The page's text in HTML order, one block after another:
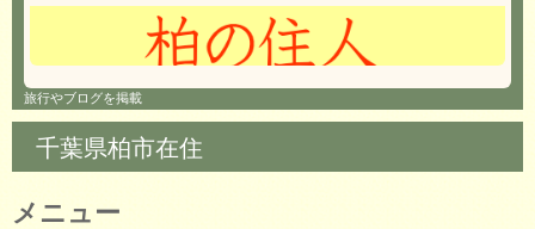
旅行やブログを掲載
千葉県柏市在住
メニュー